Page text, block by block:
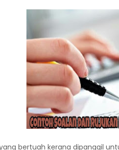
bertuah kerana dipanggil